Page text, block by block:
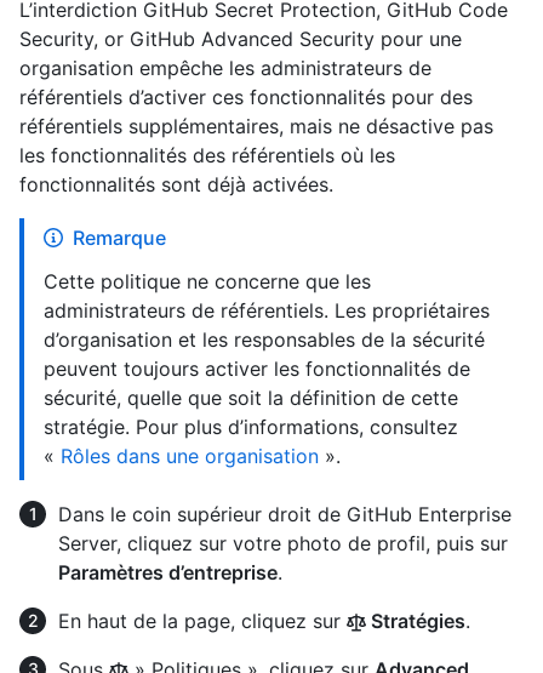
L’interdiction GitHub Secret Protection, GitHub Code
Security, or GitHub Advanced Security pour une
organisation empêche les administrateurs de
référentiels d’activer ces fonctionnalités pour des
référentiels supplémentaires, mais ne désactive pas
les fonctionnalités des référentiels où les
fonctionnalités sont déjà activées.
Remarque
Cette politique ne concerne que les
administrateurs de référentiels. Les propriétaires
d’organisation et les responsables de la sécurité
peuvent toujours activer les fonctionnalités de
sécurité, quelle que soit la définition de cette
stratégie. Pour plus d’informations, consultez
« Rôles dans une organisation ».
Dans le coin supérieur droit de GitHub Enterprise
Server, cliquez sur votre photo de profil, puis sur
Paramètres d’entreprise.
En haut de la page, cliquez sur
Stratégies.